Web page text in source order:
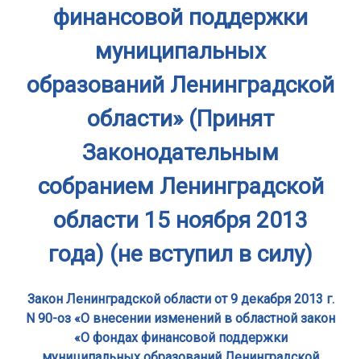
финансовой поддержки
муниципальных
образований Ленинградской
области» (Принят
Законодательным
собранием Ленинградской
области 15 ноября 2013
года) (не вступил в силу)
Закон Ленинградской области от 9 декабря 2013 г.
N 90-оз «О внесении изменений в областной закон
«О фондах финансовой поддержки